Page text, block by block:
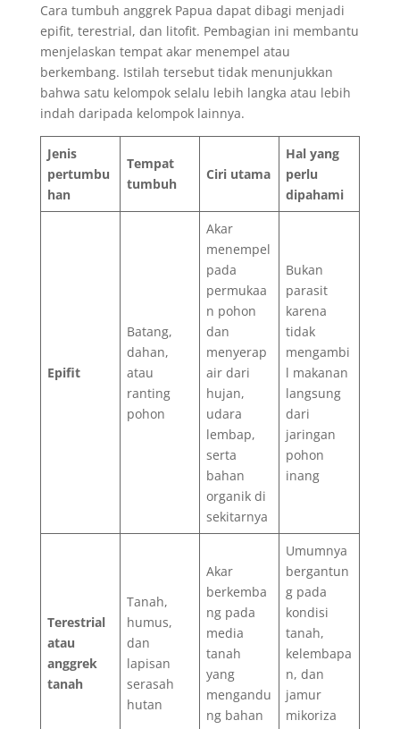
Cara tumbuh anggrek Papua dapat dibagi menjadi
epifit, terestrial, dan litofit. Pembagian ini membantu
menjelaskan tempat akar menempel atau
berkembang. Istilah tersebut tidak menunjukkan
bahwa satu kelompok selalu lebih langka atau lebih
indah daripada kelompok lainnya.
Jenis
pertumbu
han
Tempat
tumbuh
Ciri utama
Hal yang
perlu
dipahami
Epifit
Batang,
dahan,
atau
ranting
pohon
Akar
menempel
pada
permukaa
n pohon
dan
menyerap
air dari
hujan,
udara
lembap,
serta
bahan
organik di
sekitarnya
Bukan
parasit
karena
tidak
mengambi
l makanan
langsung
dari
jaringan
pohon
inang
Terestrial
atau
anggrek
tanah
Tanah,
humus,
dan
lapisan
serasah
hutan
Akar
berkemba
ng pada
media
tanah
yang
mengandu
ng bahan
Umumnya
bergantun
g pada
kondisi
tanah,
kelembapa
n, dan
jamur
mikoriza